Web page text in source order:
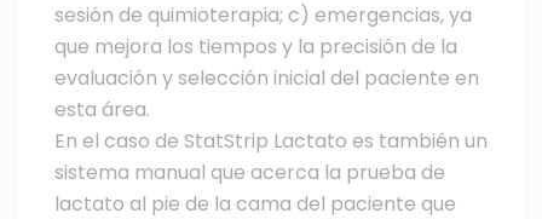
sesión de quimioterapia; c) emergencias, ya
que mejora los tiempos y la precisión de la
evaluación y selección inicial del paciente en
esta área.
En el caso de StatStrip Lactato es también un
sistema manual que acerca la prueba de
lactato al pie de la cama del paciente que